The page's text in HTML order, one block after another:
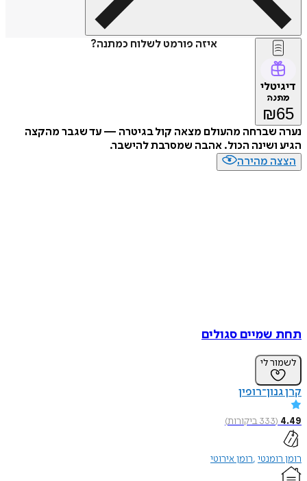
איזה פורמט לשלוח כמתנה?
דיגיטלי
מתנה
₪65
נערה שברחה מהעולם מצאה קול בגיטרה — עד שגבר מהקצה
הגיע ושינה הכול. אהבה שמסרבת להישבר.
הצצה מהירה
תחת שמיים סגולים
לשמור לי
קרן גנון־רופין
4.49
(
333ביקורות)
רומן רומנטי רומן אירוטי